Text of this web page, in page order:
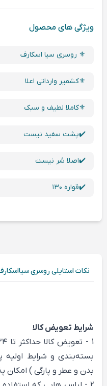
ویژگی های محصول
⚜️ روسری سیا اسکارف
⚜️کشمیر وارداتی اعلا
⚜️کاملا لطیف و سبک
✔️پشت سفید نیست
✔️اصلا سُر نیست
✔️قواره ۱۳۰
نکات استایلی روسری سیااسکارف
شرایط تعویض کالا
بسته‌بندی و شرایط
بدن و عطر و پارگی ) امکان